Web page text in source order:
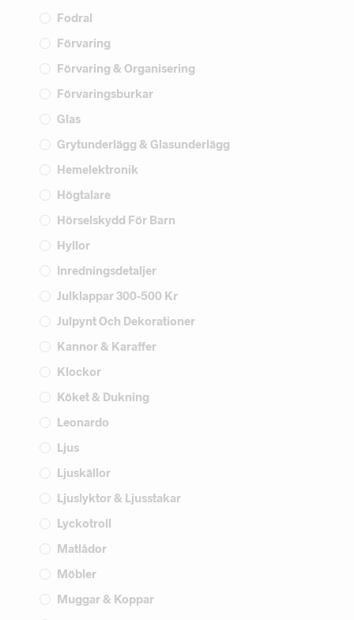
Fodral
Förvaring
Förvaring & Organisering
Förvaringsburkar
Glas
Grytunderlägg & Glasunderlägg
Hemelektronik
Högtalare
Hörselskydd För Barn
Hyllor
Inredningsdetaljer
Julklappar 300-500 Kr
Julpynt Och Dekorationer
Kannor & Karaffer
Klockor
Köket & Dukning
Leonardo
Ljus
Ljuskällor
Ljuslyktor & Ljusstakar
Lyckotroll
Matlådor
Möbler
Muggar & Koppar